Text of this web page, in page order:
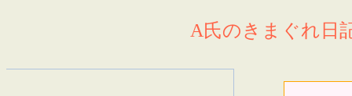
A氏のきまぐれ日